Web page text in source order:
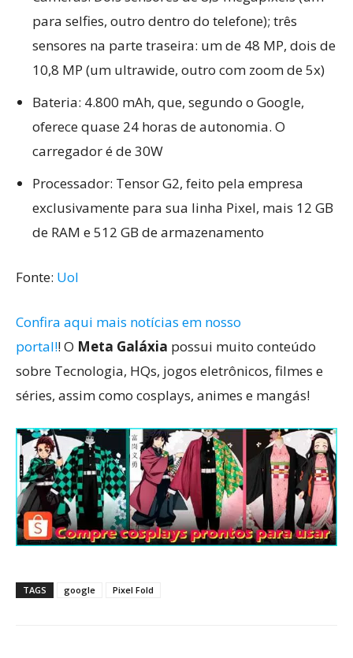
para selfies, outro dentro do telefone); três
sensores na parte traseira: um de 48 MP, dois de
10,8 MP (um ultrawide, outro com zoom de 5x)
Bateria: 4.800 mAh, que, segundo o Google,
oferece quase 24 horas de autonomia. O
carregador é de 30W
Processador: Tensor G2, feito pela empresa
exclusivamente para sua linha Pixel, mais 12 GB
de RAM e 512 GB de armazenamento
Fonte: Uol
Confira aqui mais notícias em nosso
portal!! O Meta Galáxia possui muito conteúdo
sobre Tecnologia, HQs, jogos eletrônicos, filmes e
séries, assim como cosplays, animes e mangás!
TAGS google Pixel Fold